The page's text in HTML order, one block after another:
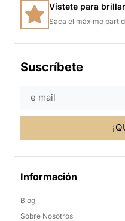
Vístete para brillar
Saca el máximo
Suscríbete
Información
Blog
Sobre Nosotros